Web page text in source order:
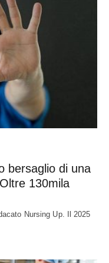
bersaglio di una
130mila
Nursing Up. Il 2025